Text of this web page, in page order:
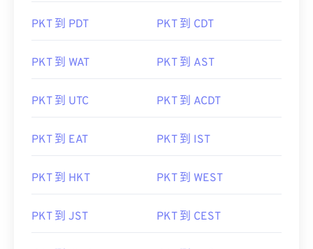
PKT 到 PDT PKT 到 CDT
PKT 到 WAT PKT 到 AST
PKT 到 UTC PKT 到 ACDT
PKT 到 EAT PKT 到 IST
PKT 到 HKT PKT 到 WEST
PKT 到 JST PKT 到 CEST